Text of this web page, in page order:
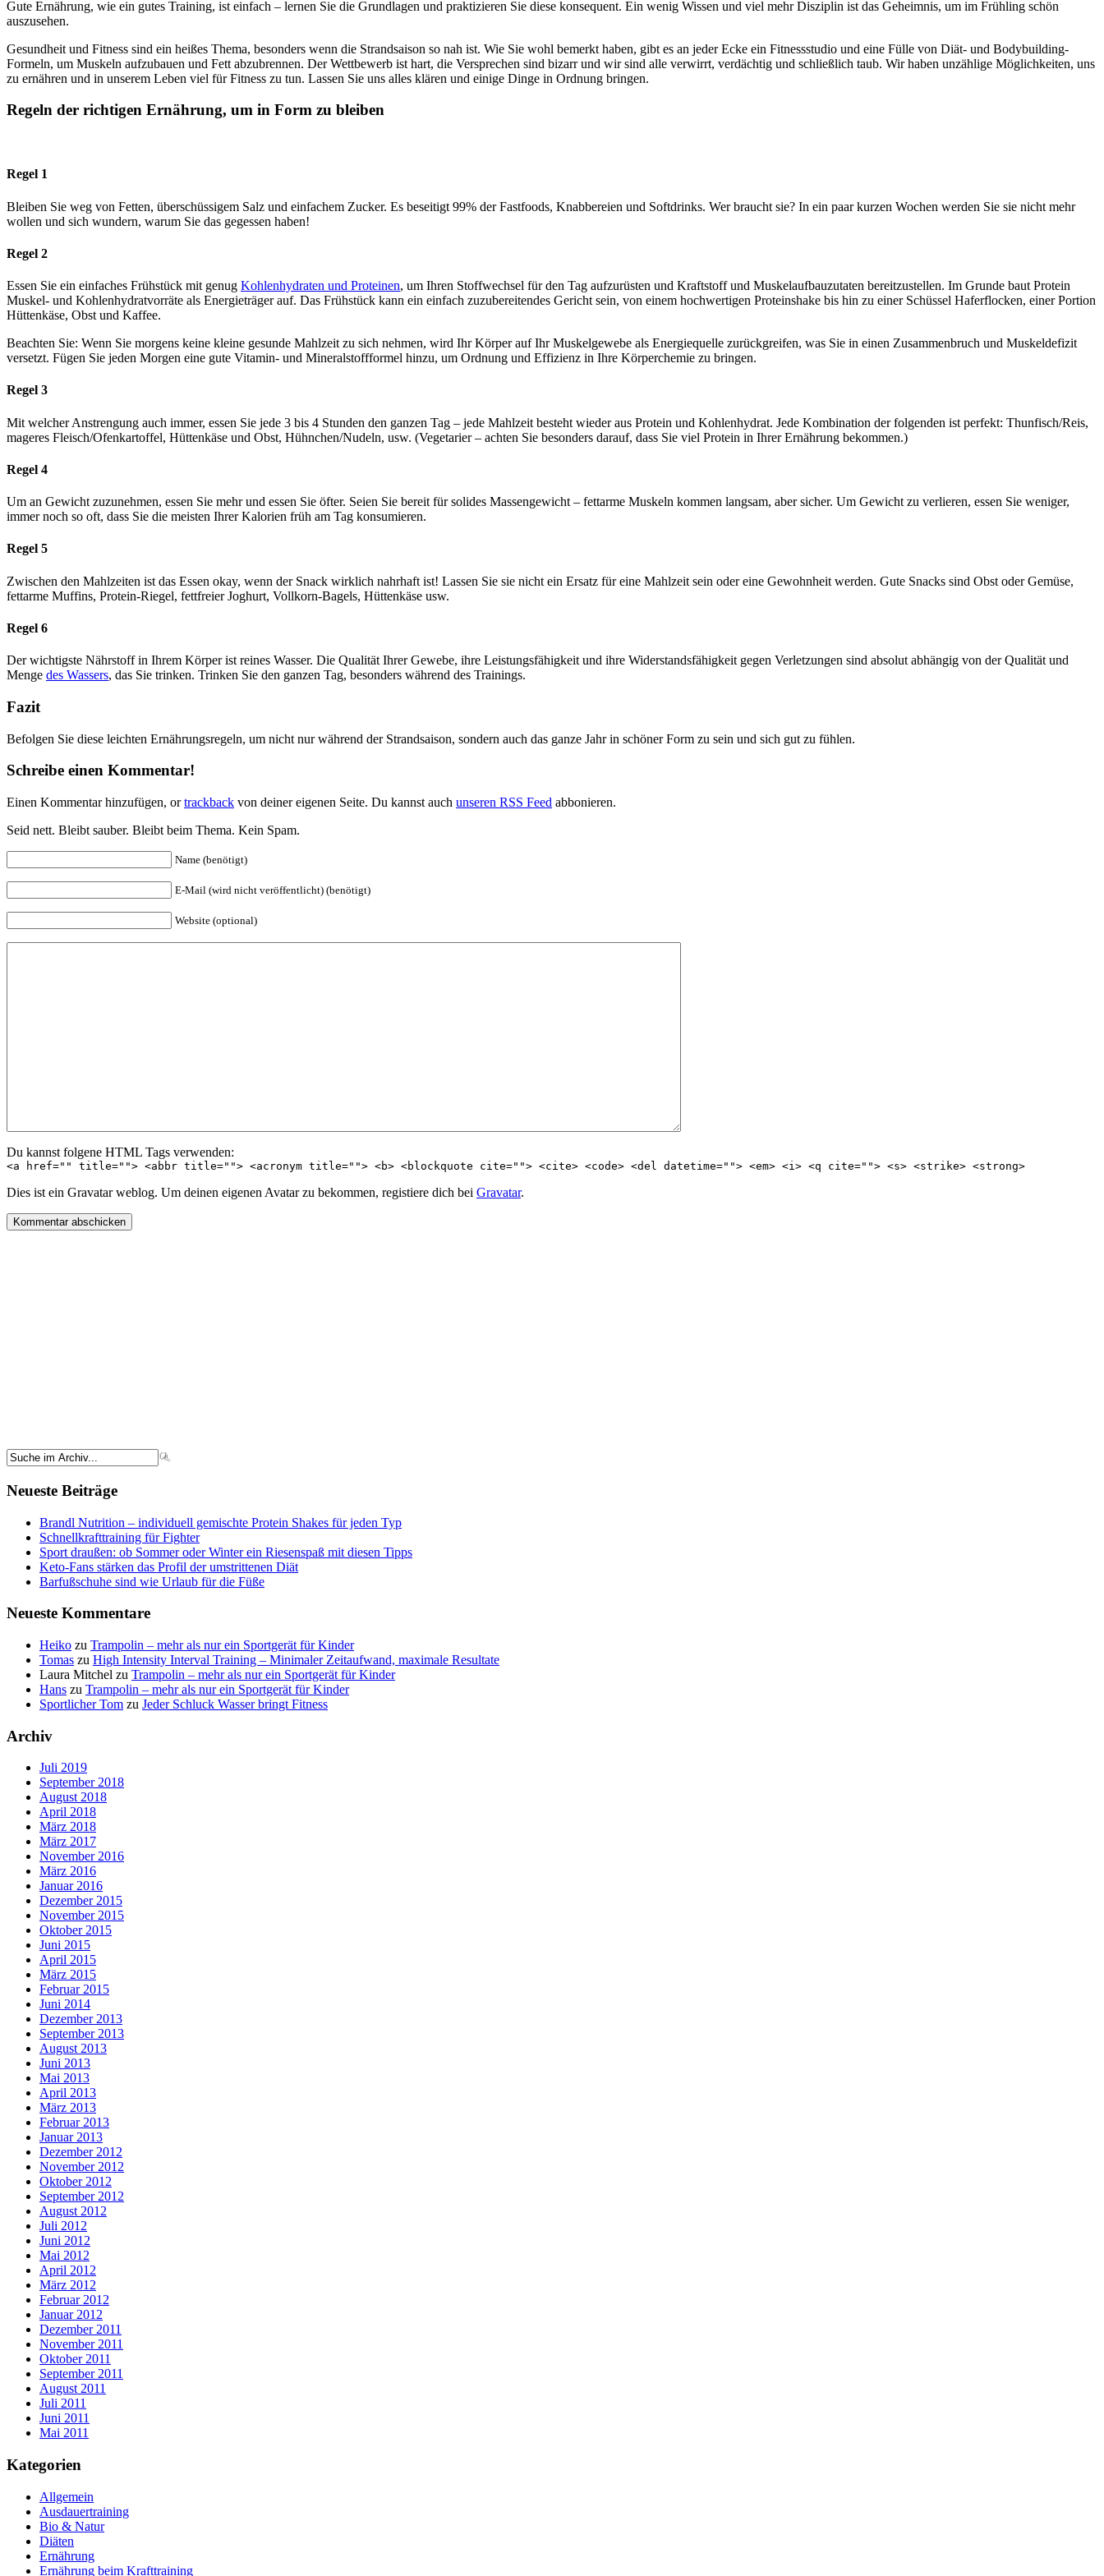
Gute Ernährung, wie ein gutes Training, ist einfach – lernen Sie die Grundlagen und praktizieren Sie diese konsequent. Ein wenig Wissen und viel mehr Disziplin ist das Geheimnis, um im Frühling schön
auszusehen.
Gesundheit und Fitness sind ein heißes Thema, besonders wenn die Strandsaison so nah ist. Wie Sie wohl bemerkt haben, gibt es an jeder Ecke ein Fitnessstudio und eine Fülle von Diät- und Bodybuilding-
Formeln, um Muskeln aufzubauen und Fett abzubrennen. Der Wettbewerb ist hart, die Versprechen sind bizarr und wir sind alle verwirrt, verdächtig und schließlich taub. Wir haben unzählige Möglichkeiten, uns
zu ernähren und in unserem Leben viel für Fitness zu tun. Lassen Sie uns alles klären und einige Dinge in Ordnung bringen.
Regeln der richtigen Ernährung, um in Form zu bleiben
Regel 1
Bleiben Sie weg von Fetten, überschüssigem Salz und einfachem Zucker. Es beseitigt 99% der Fastfoods, Knabbereien und Softdrinks. Wer braucht sie? In ein paar kurzen Wochen werden Sie sie nicht mehr
wollen und sich wundern, warum Sie das gegessen haben!
Regel 2
Essen Sie ein einfaches Frühstück mit genug Kohlenhydraten und Proteinen, um Ihren Stoffwechsel für den Tag aufzurüsten und Kraftstoff und Muskelaufbauzutaten bereitzustellen. Im Grunde baut Protein
Muskel- und Kohlenhydratvorräte als Energieträger auf. Das Frühstück kann ein einfach zuzubereitendes Gericht sein, von einem hochwertigen Proteinshake bis hin zu einer Schüssel Haferflocken, einer Portion
Hüttenkäse, Obst und Kaffee.
Beachten Sie: Wenn Sie morgens keine kleine gesunde Mahlzeit zu sich nehmen, wird Ihr Körper auf Ihr Muskelgewebe als Energiequelle zurückgreifen, was Sie in einen Zusammenbruch und Muskeldefizit
versetzt. Fügen Sie jeden Morgen eine gute Vitamin- und Mineralstoffformel hinzu, um Ordnung und Effizienz in Ihre Körperchemie zu bringen.
Regel 3
Mit welcher Anstrengung auch immer, essen Sie jede 3 bis 4 Stunden den ganzen Tag – jede Mahlzeit besteht wieder aus Protein und Kohlenhydrat. Jede Kombination der folgenden ist perfekt: Thunfisch/Reis,
mageres Fleisch/Ofenkartoffel, Hüttenkäse und Obst, Hühnchen/Nudeln, usw. (Vegetarier – achten Sie besonders darauf, dass Sie viel Protein in Ihrer Ernährung bekommen.)
Regel 4
Um an Gewicht zuzunehmen, essen Sie mehr und essen Sie öfter. Seien Sie bereit für solides Massengewicht – fettarme Muskeln kommen langsam, aber sicher. Um Gewicht zu verlieren, essen Sie weniger,
immer noch so oft, dass Sie die meisten Ihrer Kalorien früh am Tag konsumieren.
Regel 5
Zwischen den Mahlzeiten ist das Essen okay, wenn der Snack wirklich nahrhaft ist! Lassen Sie sie nicht ein Ersatz für eine Mahlzeit sein oder eine Gewohnheit werden. Gute Snacks sind Obst oder Gemüse,
fettarme Muffins, Protein-Riegel, fettfreier Joghurt, Vollkorn-Bagels, Hüttenkäse usw.
Regel 6
Der wichtigste Nährstoff in Ihrem Körper ist reines Wasser. Die Qualität Ihrer Gewebe, ihre Leistungsfähigkeit und ihre Widerstandsfähigkeit gegen Verletzungen sind absolut abhängig von der Qualität und
Menge des Wassers, das Sie trinken. Trinken Sie den ganzen Tag, besonders während des Trainings.
Fazit
Befolgen Sie diese leichten Ernährungsregeln, um nicht nur während der Strandsaison, sondern auch das ganze Jahr in schöner Form zu sein und sich gut zu fühlen.
Schreibe einen Kommentar!
Einen Kommentar hinzufügen, ortrackback von deiner eigenen Seite. Du kannst auch unseren RSS Feed abbonieren.
Seid nett. Bleibt sauber. Bleibt beim Thema. Kein Spam.
Name (benötigt)
E-Mail (wird nicht veröffentlicht) (benötigt)
Website (optional)
Du kannst folgene HTML Tags verwenden:
<a href="" title=""> <abbr title=""> <acronym title=""> <b> <blockquote cite=""> <cite> <code> <del datetime=""> <em> <i> <q cite=""> <s> <strike> <strong>
Dies ist ein Gravatar weblog. Um deinen eigenen Avatar zu bekommen, registiere dich bei Gravatar.
Neueste Beiträge
Brandl Nutrition – individuell gemischte Protein Shakes für jeden Typ
Schnellkrafttraining für Fighter
Sport draußen: ob Sommer oder Winter ein Riesenspaß mit diesen Tipps
Keto-Fans stärken das Profil der umstrittenen Diät
Barfußschuhe sind wie Urlaub für die Füße
Neueste Kommentare
Heiko zu Trampolin – mehr als nur ein Sportgerät für Kinder
Tomas zu High Intensity Interval Training – Minimaler Zeitaufwand, maximale Resultate
Laura Mitchel zu Trampolin – mehr als nur ein Sportgerät für Kinder
Hans zu Trampolin – mehr als nur ein Sportgerät für Kinder
Sportlicher Tom zu Jeder Schluck Wasser bringt Fitness
Archiv
Juli 2019
September 2018
August 2018
April 2018
März 2018
März 2017
November 2016
März 2016
Januar 2016
Dezember 2015
November 2015
Oktober 2015
Juni 2015
April 2015
März 2015
Februar 2015
Juni 2014
Dezember 2013
September 2013
August 2013
Juni 2013
Mai 2013
April 2013
März 2013
Februar 2013
Januar 2013
Dezember 2012
November 2012
Oktober 2012
September 2012
August 2012
Juli 2012
Juni 2012
Mai 2012
April 2012
März 2012
Februar 2012
Januar 2012
Dezember 2011
November 2011
Oktober 2011
September 2011
August 2011
Juli 2011
Juni 2011
Mai 2011
Kategorien
Allgemein
Ausdauertraining
Bio & Natur
Diäten
Ernährung
Ernährung beim Krafttraining